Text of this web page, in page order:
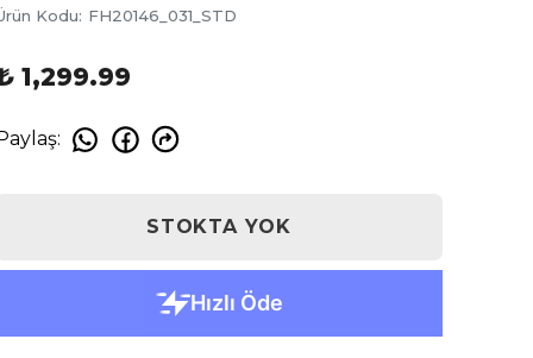
Kodu: FH20146_031_STD
1,299.99
:
STOKTA YOK